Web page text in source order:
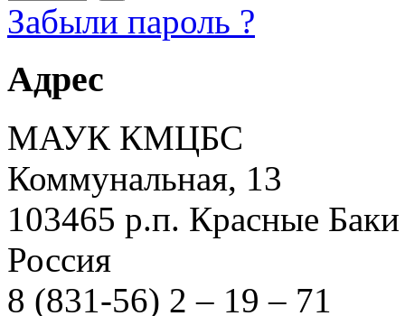
Забыли пароль ?
Адрес
МАУК КМЦБС
Коммунальная, 13
103465 р.п. Красные Баки
Россия
8 (831-56) 2 – 19 – 71